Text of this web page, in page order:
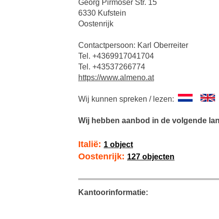
Georg Pirmoser Str. 15
6330 Kufstein
Oostenrijk
Contactpersoon: Karl Oberreiter
Tel. +4369917041704
Tel. +43537266774
https://www.almeno.at
Wij kunnen spreken / lezen:
Wij hebben aanbod in de volgende
Italië: 1 object
Oostenrijk: 127 objecten
Kantoorinformatie: